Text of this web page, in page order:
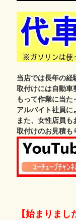
当店では長年の経
取付けには自動車
もって作業に当
アルバイト社員に
また、女性店員
取付けのお見積
【始まりま